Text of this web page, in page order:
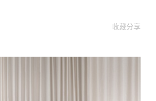
收藏分享